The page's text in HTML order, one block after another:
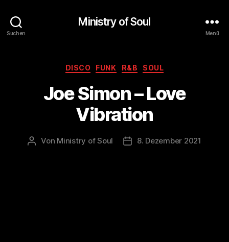
Suchen
Ministry of Soul
Menü
Kategorien
DISCO FUNK R&B SOUL
Joe Simon – Love
Vibration
Beitragsautor
Von Ministry of Soul Veröffentlichungsdatum
8. Dezember 2021